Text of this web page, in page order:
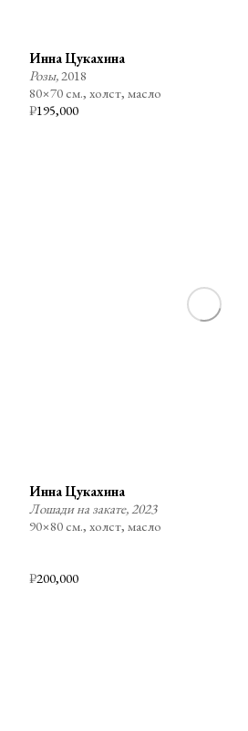
₽195,000
Инна Цукахина
Розы,2018
80×70 см., холст, масло
₽200,000
Инна Цукахина
Лошади на закате, 2023
90×80 см., холст, масло